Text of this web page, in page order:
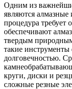
Одним из
являются алмазные
процедура требует
обеспечивают
твердым
такие инструменты
долговечностью.
круги, диски и
сложные резные